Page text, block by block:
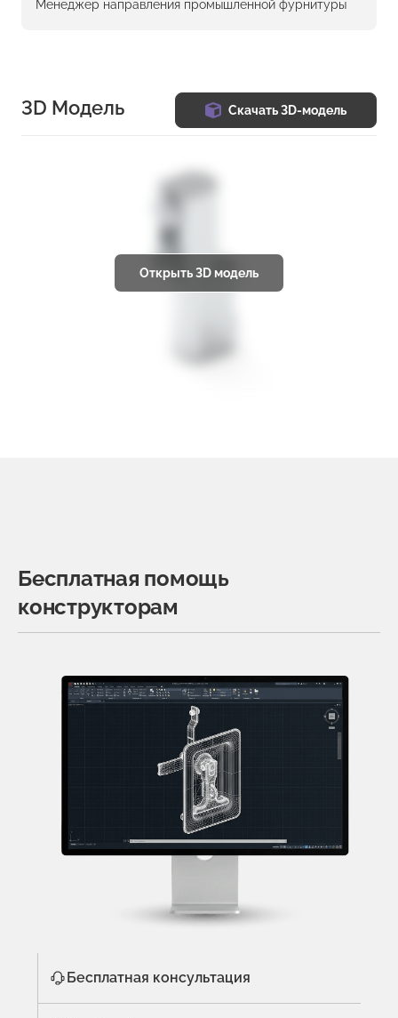
Менеджер направления промышленной фурнитуры
3D Модель Скачать 3D-модель
Открыть 3D модель
Бесплатная помощь
конструкторам
Бесплатная консультация